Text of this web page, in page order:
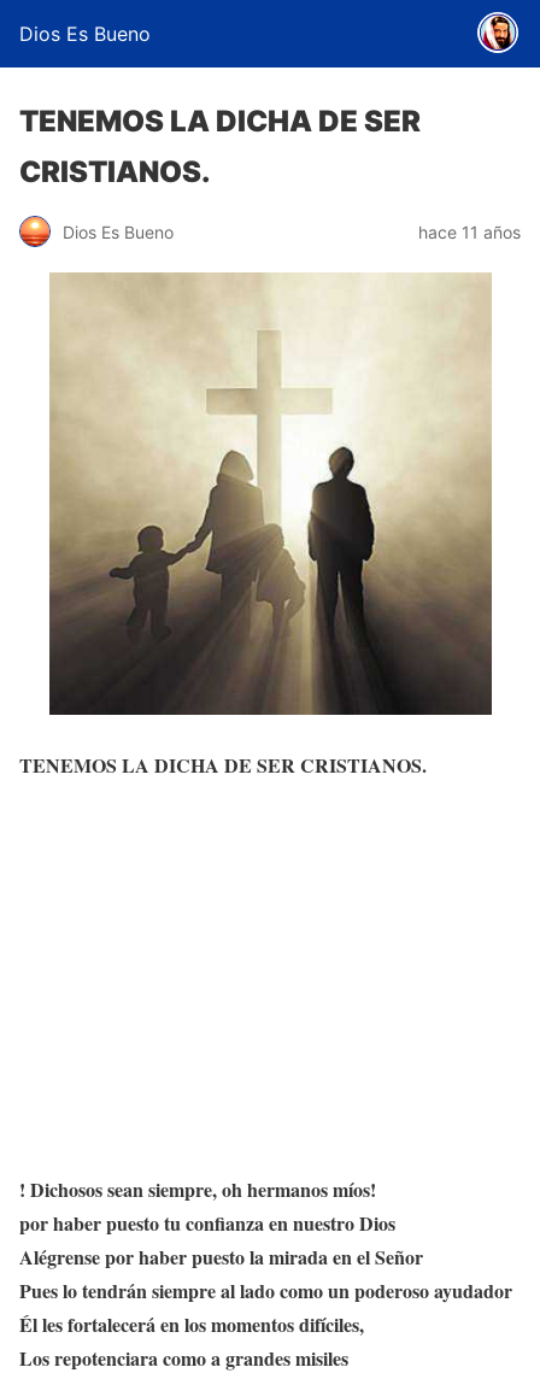
Dios Es Bueno
TENEMOS LA DICHA DE SER
CRISTIANOS.
Dios Es Bueno hace 11 años
TENEMOS LA DICHA DE SER CRISTIANOS.
! Dichosos sean siempre, oh hermanos míos!
por haber puesto tu confianza en nuestro Dios
Alégrense por haber puesto la mirada en el Señor
Pues lo tendrán siempre al lado como un poderoso ayudador
Él les fortalecerá en los momentos difíciles,
Los repotenciara como a grandes misiles